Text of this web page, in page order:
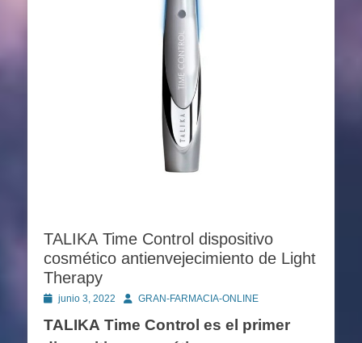
TALIKA Time Control dispositivo
cosmético antienvejecimiento de Light
Therapy
Publicado
junio 3, 2022 AutorGRAN-FARMACIA-ONLINE
TALIKA Time Control es el primer